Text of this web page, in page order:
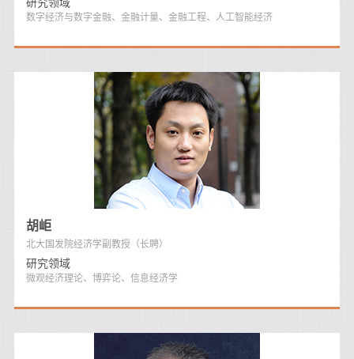
数字经济与数字金融、金融计量、金融工程、人工智能经济
胡岠
北大国发院经济学副教授（长聘）
研究领域
微观经济理论、博弈论、信息经济学